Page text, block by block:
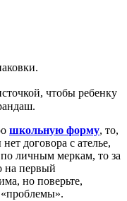
чтобы ребенку
школьную форму, то,
договора с ателье,
личным меркам, то за
на первый
но поверьте,